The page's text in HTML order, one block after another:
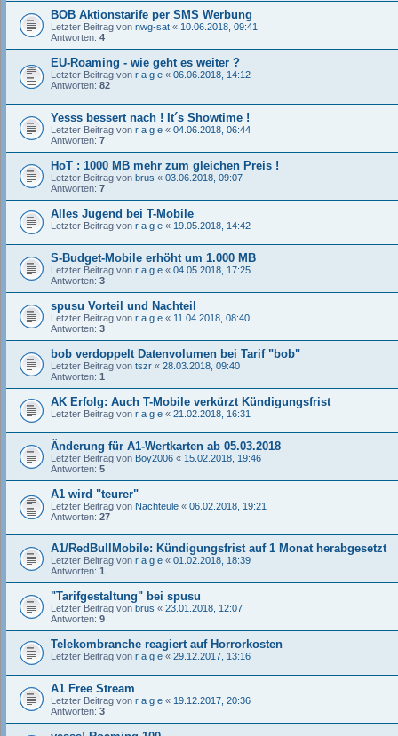
BOB Aktionstarife per SMS Werbung
Letzter Beitrag von nwg-sat « 10.06.2018, 09:41
Antworten: 4
EU-Roaming - wie geht es weiter ?
Letzter Beitrag von r a g e « 06.06.2018, 14:12
Antworten: 82
Yesss bessert nach ! It´s Showtime !
Letzter Beitrag von r a g e « 04.06.2018, 06:44
Antworten: 7
HoT : 1000 MB mehr zum gleichen Preis !
Letzter Beitrag von brus « 03.06.2018, 09:07
Antworten: 7
Alles Jugend bei T-Mobile
Letzter Beitrag von r a g e « 19.05.2018, 14:42
S-Budget-Mobile erhöht um 1.000 MB
Letzter Beitrag von r a g e « 04.05.2018, 17:25
Antworten: 3
spusu Vorteil und Nachteil
Letzter Beitrag von r a g e « 11.04.2018, 08:40
Antworten: 3
bob verdoppelt Datenvolumen bei Tarif "bob"
Letzter Beitrag von tszr « 28.03.2018, 09:40
Antworten: 1
AK Erfolg: Auch T-Mobile verkürzt Kündigungsfrist
Letzter Beitrag von r a g e « 21.02.2018, 16:31
Änderung für A1-Wertkarten ab 05.03.2018
Letzter Beitrag von Boy2006 « 15.02.2018, 19:46
Antworten: 5
A1 wird "teurer"
Letzter Beitrag von Nachteule « 06.02.2018, 19:21
Antworten: 27
A1/RedBullMobile: Kündigungsfrist auf 1 Monat herabgesetzt
Letzter Beitrag von r a g e « 01.02.2018, 18:39
Antworten: 1
"Tarifgestaltung" bei spusu
Letzter Beitrag von brus « 23.01.2018, 12:07
Antworten: 9
Telekombranche reagiert auf Horrorkosten
Letzter Beitrag von r a g e « 29.12.2017, 13:16
A1 Free Stream
Letzter Beitrag von r a g e « 19.12.2017, 20:36
Antworten: 3